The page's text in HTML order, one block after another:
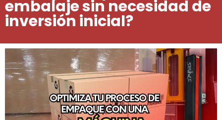
embalaje sin necesidad de
inversión inicial?